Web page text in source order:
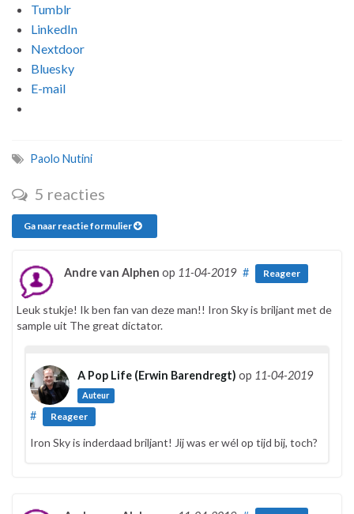
Tumblr
LinkedIn
Nextdoor
Bluesky
E-mail
Paolo Nutini
5 reacties
Ga naar reactie formulier
Andre van Alphen op 11-04-2019 # Reageer
Leuk stukje! Ik ben fan van deze man!! Iron Sky is briljant met de
sample uit The great dictator.
A Pop Life (Erwin Barendregt) op 11-04-2019
Auteur
# Reageer
Iron Sky is inderdaad briljant! Jij was er wél op tijd bij, toch?